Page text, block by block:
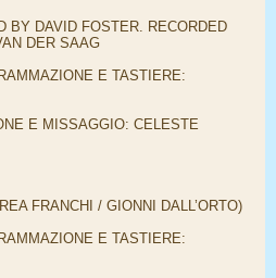
BY DAVID FOSTER. RECORDED
DER SAAG
E TASTIERE:
E MISSAGGIO: CELESTE
FRANCHI / GIONNI DALL’ORTO)
E TASTIERE: